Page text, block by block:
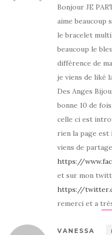
Bonjour JE
aime beaucoup
le bracelet
beaucoup le
différence de
je viens de liké
Des Anges
bonne 10 de
celle ci est
rien la page est
viens de
https://
et sur mon
https://
remerci et a
VANESSA